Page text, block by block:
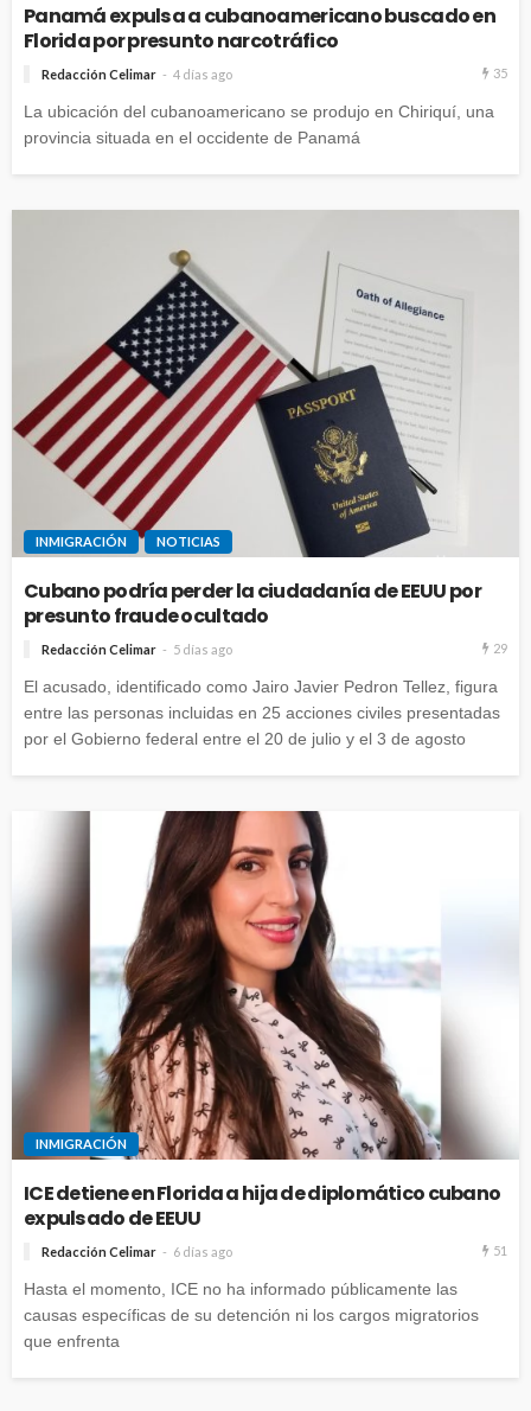
Panamá expulsa a cubanoamericano buscado en
Florida por presunto narcotráfico
Redacción Celimar 4 días ago 35
La ubicación del cubanoamericano se produjo en Chiriquí, una
provincia situada en el occidente de Panamá
INMIGRACIÓN NOTICIAS
Cubano podría perder la ciudadanía de EEUU por
presunto fraude ocultado
Redacción Celimar 5 días ago 29
El acusado, identificado como Jairo Javier Pedron Tellez, figura
entre las personas incluidas en 25 acciones civiles presentadas
por el Gobierno federal entre el 20 de julio y el 3 de agosto
INMIGRACIÓN
ICE detiene en Florida a hija de diplomático cubano
expulsado de EEUU
Redacción Celimar 6 días ago 51
Hasta el momento, ICE no ha informado públicamente las
causas específicas de su detención ni los cargos migratorios
que enfrenta